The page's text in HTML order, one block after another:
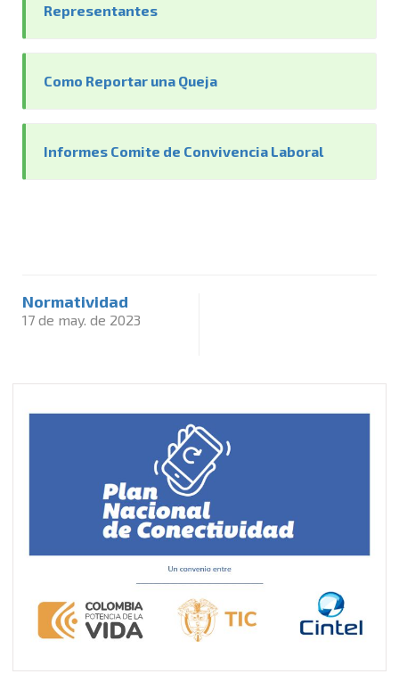
Representantes
Como Reportar una Queja
Informes Comite de Convivencia Laboral
Normatividad
17 de may. de 2023